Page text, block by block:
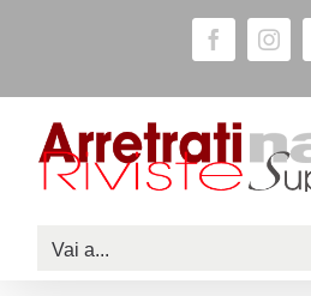
contenuto
Facebook
Vai a...